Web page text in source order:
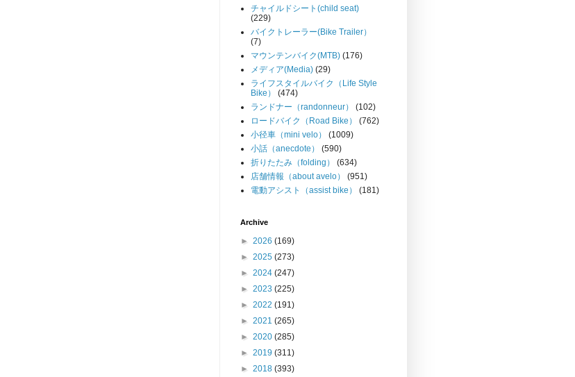
チャイルドシート(child seat)
(229)
バイクトレーラー(Bike Trailer）
(7)
マウンテンバイク(MTB) (176)
メディア(Media) (29)
ライフスタイルバイク（Life Style
Bike）
(474)
ランドナー（randonneur）
(102)
ロードバイク（Road Bike）
(762)
小径車（mini velo）
(1009)
小話（anecdote）
(590)
折りたたみ（folding）
(634)
店舗情報（about avelo）
(951)
電動アシスト（assist bike）
(181)
Archive
► 2026 (169)
► 2025 (273)
► 2024 (247)
► 2023 (225)
► 2022 (191)
► 2021 (265)
► 2020 (285)
► 2019 (311)
► 2018 (393)